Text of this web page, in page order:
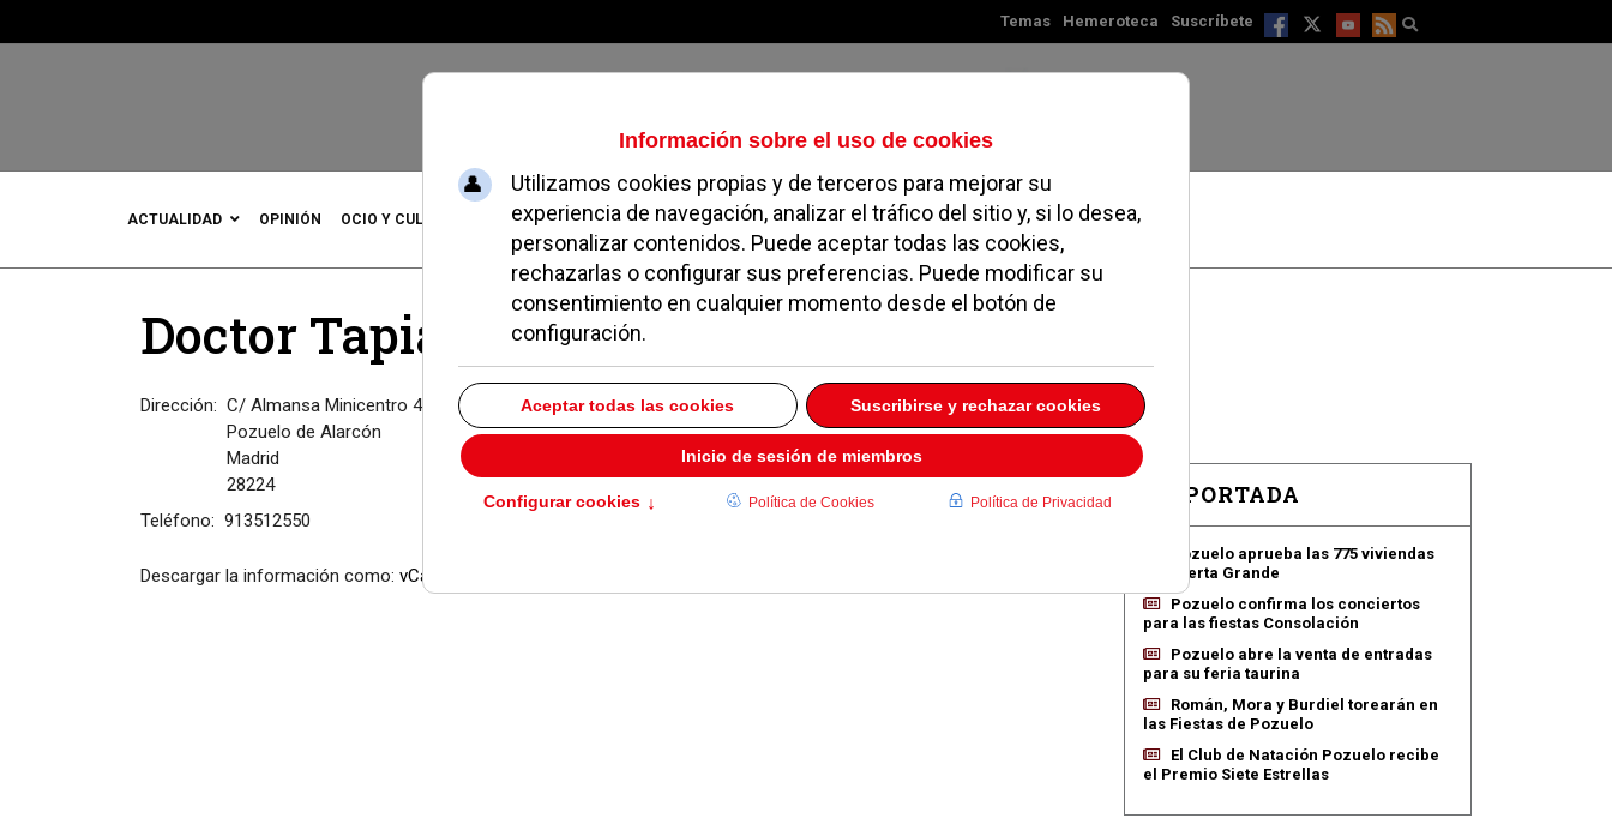
Temas Hemeroteca Suscríbete
Sábado, 08 de agosto de 2026
ACTUALIDAD OPINIÓN OCIO Y CULTURA DEPORTES MADRID NOROESTE SOCIEDAD MAGAZINE SERVICIOS
Doctor Tapia 23, S.L.
Dirección: C/ Almansa Minicentro 4
Pozuelo de Alarcón
Madrid
28224
Teléfono: 913512550
Descargar la información como: vCard
EN PORTADA
Pozuelo aprueba las 775 viviendas
de Huerta Grande
Pozuelo confirma los conciertos
para las fiestas Consolación
Pozuelo abre la venta de entradas
para su feria taurina
Román, Mora y Burdiel torearán en
las Fiestas de Pozuelo
El Club de Natación Pozuelo recibe
el Premio Siete Estrellas